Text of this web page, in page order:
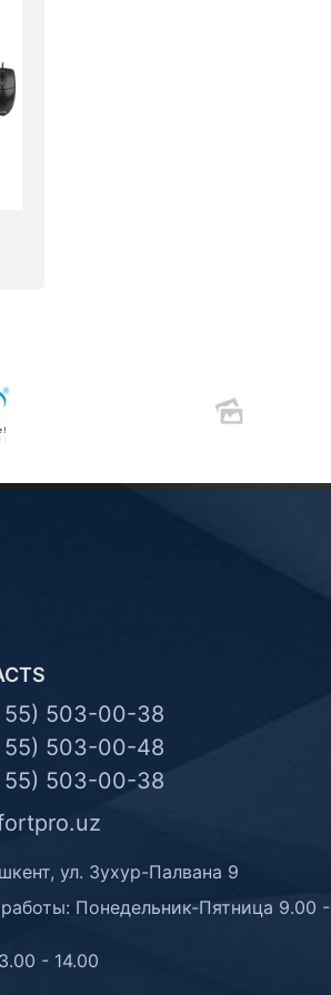
55) 503-00-38
55) 503-00-48
55) 503-00-38
ул. Зухур-Палвана 9
Понедельник-Пятница 9.00 -
- 14.00